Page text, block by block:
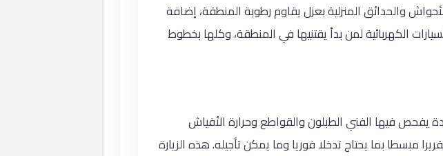
والحدائق المنزلية بعزل يقاوم رطوبة المنطقة، إضافة
الكهربائية لمن بدأ يقتنيها في المنطقة، وكلها بخطوط
يفحص فيها الفني الطبلون والقواطع وحرارة الأفياش
مبسطا بما يحتاج تدخلا فوريا وما يمكن تأجيله. هذه الزيارة